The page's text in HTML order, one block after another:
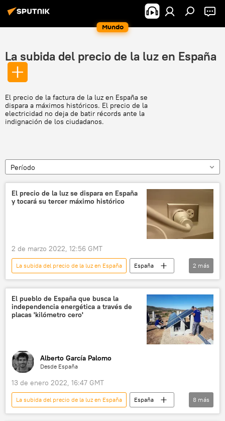
Mundo
La subida del precio de la luz en España
El precio de la factura de la luz en España se
dispara a máximos históricos. El precio de la
electricidad no deja de batir récords ante la
indignación de los ciudadanos.
Período
El precio de la luz se dispara en España
y tocará su tercer máximo histórico
2 de marzo 2022, 12:56 GMT
La subida del precio de la luz en España
España
electricidad
📈 Mercados y finanzas
2 más
El pueblo de España que busca la
independencia energética a través de
placas 'kilómetro cero'
Alberto García Palomo
Desde España
13 de enero 2022, 16:47 GMT
La subida del precio de la luz en España
España
sociedad
medioambiente
energía
8 más